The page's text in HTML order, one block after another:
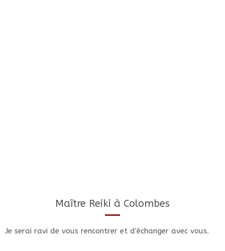
Maître Reiki à Colombes
Je serai ravi de vous rencontrer et d'échanger avec vous.